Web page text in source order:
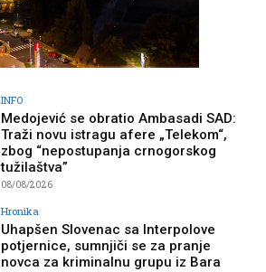
INFO
Medojević se obratio Ambasadi SAD:
Traži novu istragu afere „Telekom“,
zbog “nepostupanja crnogorskog
tužilaštva”
08/08/2026
Hronika
Uhapšen Slovenac sa Interpolove
potjernice, sumnjiči se za pranje
novca za kriminalnu grupu iz Bara